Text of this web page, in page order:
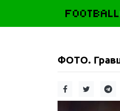
FOOTBALL
ФОТО.